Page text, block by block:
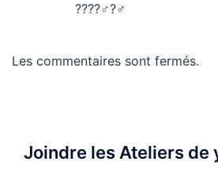
????‍♂️?‍♂️
Les commentaires sont fermés.
Joindre les Ateliers de